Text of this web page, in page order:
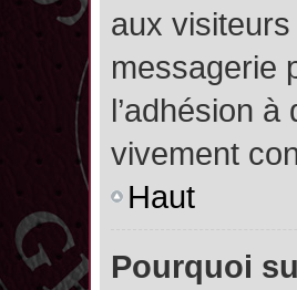
aux
messagerie
l’adhésion
vivement
Haut
Pourquoi